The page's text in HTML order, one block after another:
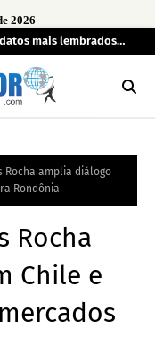
2026
mais lembrados
estadual
Rocha amplia diálogo
Rondônia
Rocha
Chile e